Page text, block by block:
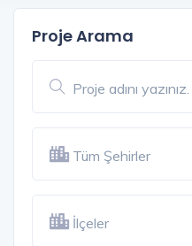
Proje Arama
Proje adını yazınız.
Tüm Şehirler
İlçeler